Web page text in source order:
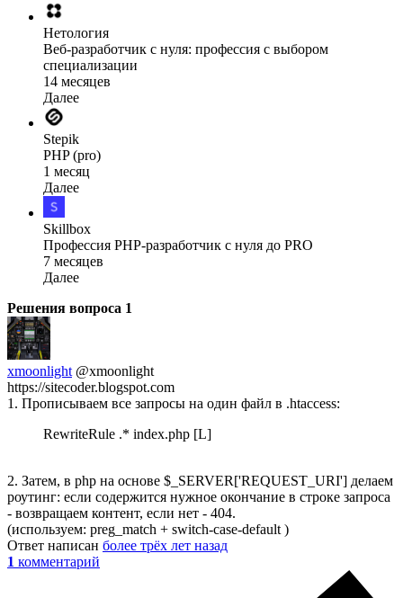
Нетология
Веб-разработчик с нуля: профессия с выбором
специализации
14 месяцев
Далее
Stepik
PHP (pro)
1 месяц
Далее
Skillbox
Профессия PHP-разработчик с нуля до PRO
7 месяцев
Далее
Решения вопроса 1
xmoonlight @xmoonlight
https://sitecoder.blogspot.com
1. Прописываем все запросы на один файл в .htaccess:
RewriteRule .* index.php [L]
2. Затем, в php на основе $_SERVER['REQUEST_URI'] делаем
роутинг: если содержится нужное окончание в строке запроса
- возвращаем контент, если нет - 404.
(используем: preg_match + switch-case-default )
Ответ написан более трёх лет назад
1 комментарий